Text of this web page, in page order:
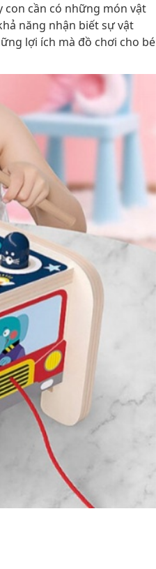
con cần có những món vật
năng nhận biết sự vật
lợi ích mà đồ chơi cho bé